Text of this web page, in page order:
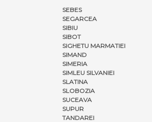
SEBES
SEGARCEA
SIBIU
SIBOT
SIGHETU MARMATIEI
SIMAND
SIMERIA
SIMLEU SILVANIEI
SLATINA
SLOBOZIA
SUCEAVA
SUPUR
TANDAREI